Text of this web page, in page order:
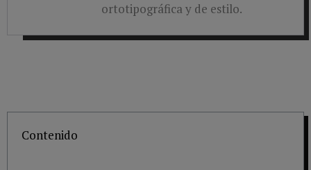
ortotipográfica y de estilo.
Contenido